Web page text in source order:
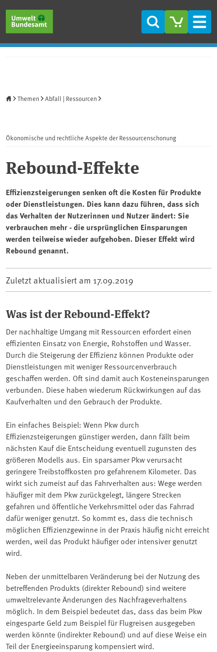
Suche
Themen Abfall | Ressourcen
Ökonomische und rechtliche Aspekte der Ressourcenschonung
Rebound-Effekte
Effizienzsteigerungen senken oft die Kosten für Produkte
oder Dienstleistungen. Dies kann dazu führen, dass sich
das Verhalten der Nutzerinnen und Nutzer ändert: Sie
verbrauchen mehr - die ursprünglichen Einsparungen
werden teilweise wieder aufgehoben. Dieser Effekt wird
Rebound genannt.
Zuletzt aktualisiert am 17.09.2019
Was ist der Rebound-Effekt?
Der nachhaltige Umgang mit Ressourcen erfordert einen
effizienten Einsatz von Energie, Rohstoffen und Wasser.
Durch die Steigerung der Effizienz können Produkte oder
Dienstleistungen mit weniger Ressourcenverbrauch
geschaffen werden. Oft sind damit auch Kosteneinsparungen
verbunden. Diese haben wiederum Rückwirkungen auf das
Kaufverhalten und den Gebrauch der Produkte.
Ein einfaches Beispiel: Wenn Pkw durch
Effizienzsteigerungen günstiger werden, dann fällt beim
nächsten Kauf die Entscheidung eventuell zugunsten des
größeren Modells aus. Ein sparsamer Pkw verursacht
geringere Treibstoffkosten pro gefahrenem Kilometer. Das
wirkt sich zumeist auf das Fahrverhalten aus: Wege werden
häufiger mit dem Pkw zurückgelegt, längere Strecken
gefahren und öffentliche Verkehrsmittel oder das Fahrrad
dafür weniger genutzt. So kommt es, dass die technisch
möglichen Effizienzgewinne in der Praxis häufig nicht erreicht
werden, weil das Produkt häufiger oder intensiver genutzt
wird.
Neben der unmittelbaren Veränderung bei der Nutzung des
betreffenden Produkts (direkter Rebound) sind weitere
umweltrelevante Änderungen des Nachfrageverhaltens
möglich. In dem Beispiel bedeutet das, dass das beim Pkw
eingesparte Geld zum Beispiel für Flugreisen ausgegeben
werden könnte (indirekter Rebound) und auf diese Weise ein
Teil der Energieeinsparung kompensiert wird.